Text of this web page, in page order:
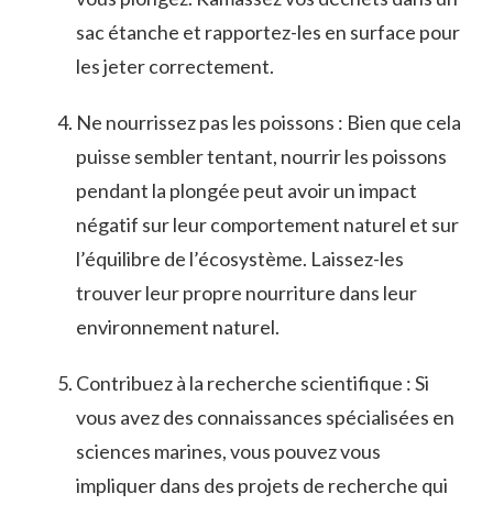
sac étanche et rapportez-les en ‍surface pour
les jeter‌ correctement.
Ne nourrissez pas les poissons :‌ Bien que cela
puisse sembler tentant, nourrir ‍les ‌poissons
pendant​ la plongée peut⁢ avoir un impact
négatif sur leur comportement ⁤naturel et​ sur
l’équilibre de l’écosystème. Laissez-les
trouver ⁤leur propre nourriture dans leur
environnement‍ naturel.
Contribuez à ‌la ⁤recherche ⁤scientifique :‍ Si
vous avez des connaissances spécialisées en
sciences marines, vous pouvez⁤ vous
⁢impliquer dans ‌des projets de‌ recherche qui